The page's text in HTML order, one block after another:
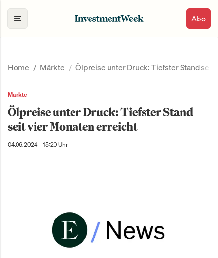
Abo
Home Märkte Ölpreise unter Druck: Tiefster Stand seit
Märkte
Ölpreise unter Druck: Tiefster Stand
seit vier Monaten erreicht
04.06.2024 - 15:20 Uhr